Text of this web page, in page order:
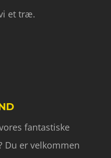
et træ.
fantastiske
er velkommen